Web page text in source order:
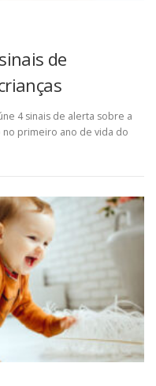
de
4 sinais de alerta sobre a
no primeiro ano de vida do